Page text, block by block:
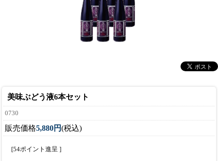
美味ぶどう液6本セット
0730
販売価格5,880円(税込)
[54ポイント進呈 ]